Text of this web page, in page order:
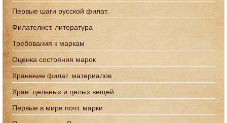
Первые шаги русской филат.
Филателист. литература
Требования к маркам
Оценка состояния марок
Хранение филат. материалов
Хран. цельных и целых вещей
Первые в мире почт. марки